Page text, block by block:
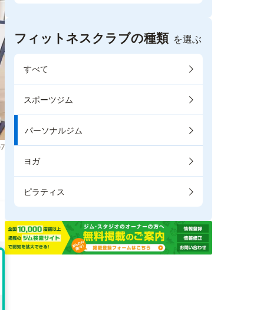
フィットネスクラブの種類 を選ぶ
すべて
スポーツジム
パーソナルジム
ヨガ
ピラティス